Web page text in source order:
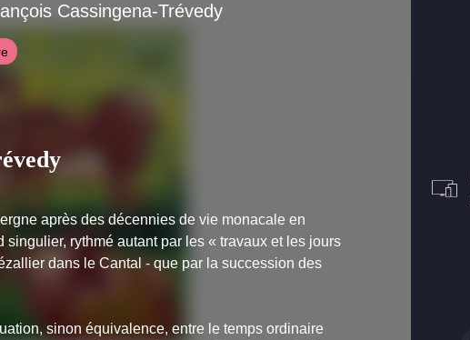
Cassingena-Trévedy
après des décennies de vie monacale en
rythmé autant par les « travaux et les jours
dans le Cantal - que par la succession des
sinon équivalence, entre le temps ordinaire